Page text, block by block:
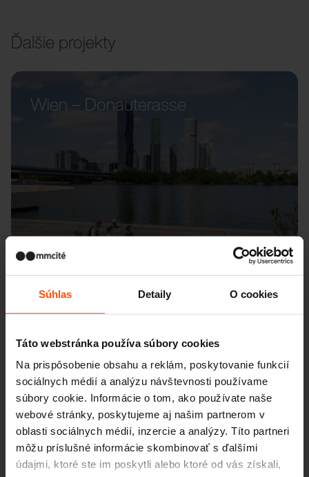
Súhlas Detaily O cookies
Táto webstránka používa súbory cookies
Na prispôsobenie obsahu a reklám, poskytovanie funkcií
sociálnych médií a analýzu návštevnosti používame
súbory cookie. Informácie o tom, ako používate naše
webové stránky, poskytujeme aj našim partnerom v
oblasti sociálnych médií, inzercie a analýzy. Títo partneri
môžu príslušné informácie skombinovať s ďalšími
údajmi, ktoré ste im poskytli alebo ktoré od vás získali,
Ďalšie projekty
Wien – Donauterasse
Seattle – Popup park